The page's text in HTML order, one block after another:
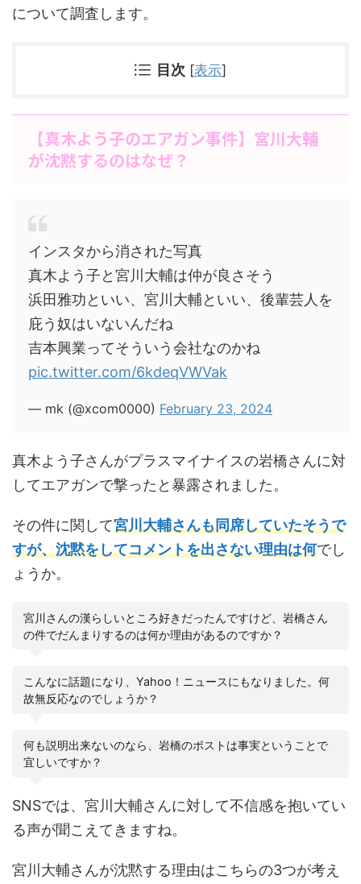
について調査します。
目次 [表示]
【真木よう子のエアガン事件】宮川大輔
が沈黙するのはなぜ？
インスタから消された写真
真木よう子と宮川大輔は仲が良さそう
浜田雅功といい、宮川大輔といい、後輩芸人を
庇う奴はいないんだね
吉本興業ってそういう会社なのかね
pic.twitter.com/6kdeqVWVak
— mk (@xcom0000) February 23, 2024
真木よう子さんがプラスマイナイスの岩橋さんに対
してエアガンで撃ったと暴露されました。
その件に関して宮川大輔さんも同席していたそうで
すが、沈黙をしてコメントを出さない理由は何でし
ょうか。
宮川さんの漢らしいところ好きだったんですけど、岩橋さん
の件でだんまりするのは何か理由があるのですか？
こんなに話題になり、Yahoo！ニュースにもなりました。何
故無反応なのでしょうか？
何も説明出来ないのなら、岩橋のポストは事実ということで
宜しいですか？
SNSでは、宮川大輔さんに対して不信感を抱いてい
る声が聞こえてきますね。
宮川大輔さんが沈黙する理由はこちらの3つが考え